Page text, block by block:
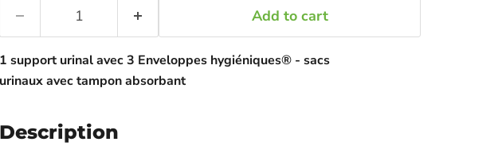
Add to cart
1 support urinal avec 3 Enveloppes hygiéniques® - sacs
urinaux avec tampon absorbant
Description